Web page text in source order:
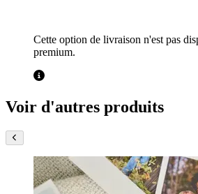
Cette option de livraison n'est pas
premium.
Voir d'autres produits